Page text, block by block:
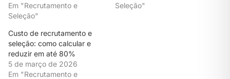
Em "Recrutamento e
Seleção"
Seleção"
Custo de recrutamento e
seleção: como calcular e
reduzir em até 80%
5 de março de 2026
Em "Recrutamento e